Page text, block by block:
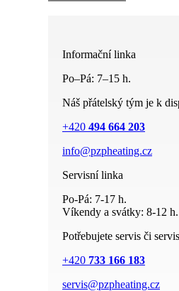
Informační linka
Po–Pá: 7–15 h.
Náš přátelský tým je k
+420 494 664 203
info@pzpheating.cz
Servisní linka
Po-Pá: 7-17 h.
Víkendy a svátky: 8-12 h.
Potřebujete servis či
+420 733 166 183
servis@pzpheating.cz